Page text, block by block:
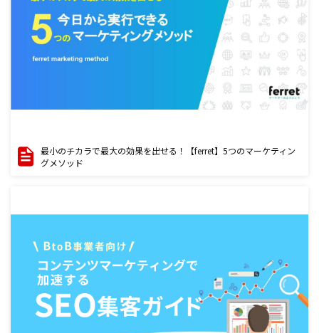
最小のチカラで最大の効果を出せる！【ferret】5つのマーケティン
グメソッド